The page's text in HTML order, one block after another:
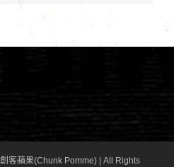
客蘋果(Chunk Pomme) | All Rights